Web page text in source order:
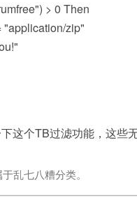
> 0 Then
zip"
个TB过滤功能，这些无
于乱七八糟分类。